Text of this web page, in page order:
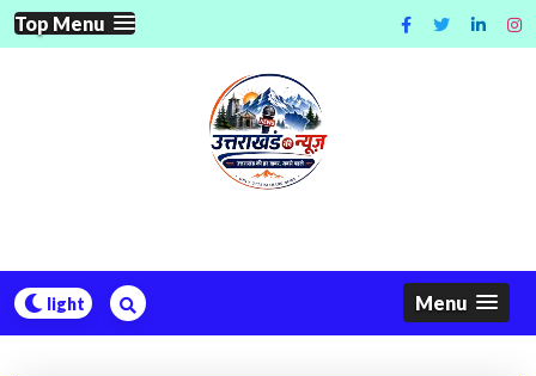
Skip
to
Top Menu
Menu